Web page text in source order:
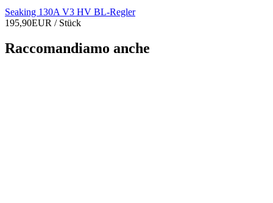
Seaking 130A V3 HV BL-Regler
195,90EUR / Stück
Raccomandiamo anche